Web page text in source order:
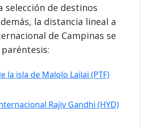
selección de destinos
la distancia lineal a
de Campinas se
la isla de Malolo Lailai (PTF)
Rajiv Gandhi (HYD)